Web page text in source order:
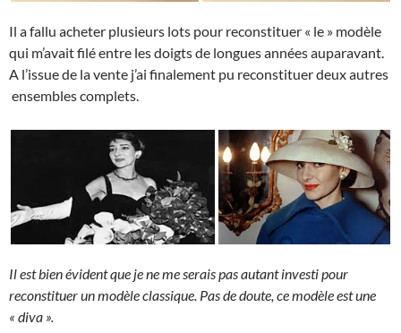
Il a fallu acheter plusieurs lots pour reconstituer « le » modèle
qui m’avait filé entre les doigts de longues années auparavant.
A l’issue de la vente j’ai finalement pu reconstituer deux autres
ensembles complets.
Il est bien évident que je ne me serais pas autant investi pour
reconstituer un modèle classique. Pas de doute, ce modèle est une
« diva ».